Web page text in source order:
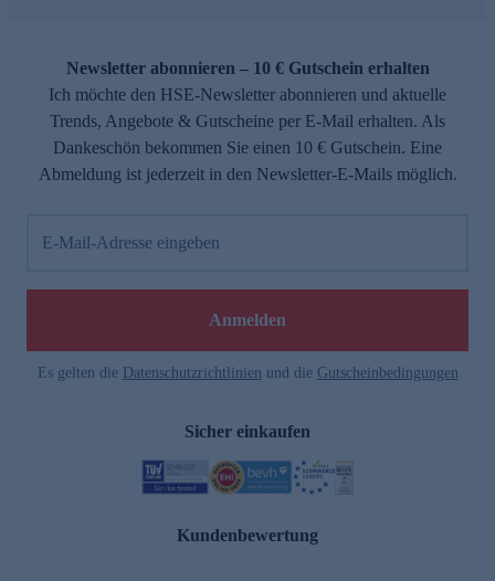
Newsletter abonnieren – 10 € Gutschein erhalten
Ich möchte den HSE-Newsletter abonnieren und aktuelle
Trends, Angebote & Gutscheine per E-Mail erhalten. Als
Dankeschön bekommen Sie einen 10 € Gutschein. Eine
Abmeldung ist jederzeit in den Newsletter-E-Mails möglich.
E-Mail-Adresse eingeben
Anmelden
Es gelten die Datenschutzrichtlinien und die Gutscheinbedingungen
Sicher einkaufen
Kundenbewertung